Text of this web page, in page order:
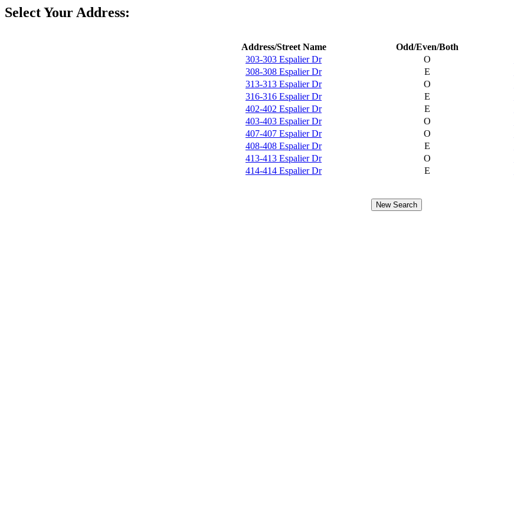
Select Your Address:
Address/Street Name
Odd/Even/Both
303-303 Espalier Dr
O
308-308 Espalier Dr
E
313-313 Espalier Dr
O
316-316 Espalier Dr
E
402-402 Espalier Dr
E
403-403 Espalier Dr
O
407-407 Espalier Dr
O
408-408 Espalier Dr
E
413-413 Espalier Dr
O
414-414 Espalier Dr
E